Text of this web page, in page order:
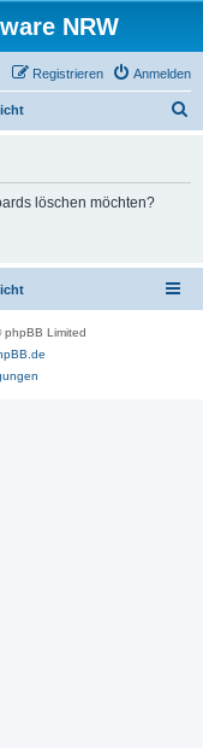
NRW
Anmelden
Registrieren
löschen möchten?
Limited